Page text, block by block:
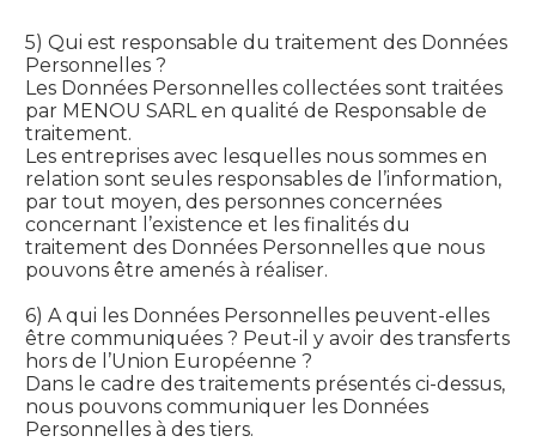
5) Qui est responsable du traitement des Données
Personnelles ?
Les Données Personnelles collectées sont traitées
par MENOU SARL en qualité de Responsable de
traitement.
Les entreprises avec lesquelles nous sommes en
relation sont seules responsables de l’information,
par tout moyen, des personnes concernées
concernant l’existence et les finalités du
traitement des Données Personnelles que nous
pouvons être amenés à réaliser.
6) A qui les Données Personnelles peuvent-elles
être communiquées ? Peut-il y avoir des transferts
hors de l’Union Européenne ?
Dans le cadre des traitements présentés ci-dessus,
nous pouvons communiquer les Données
Personnelles à des tiers.